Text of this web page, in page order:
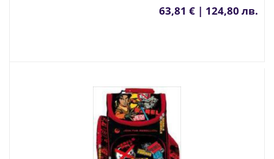
63,81 € | 124,80 лв.